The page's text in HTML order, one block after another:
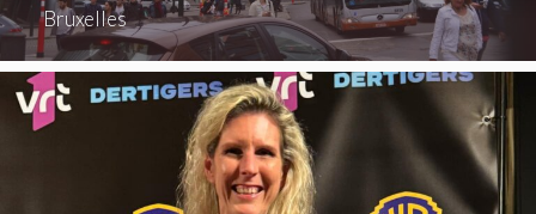
Bruxelles